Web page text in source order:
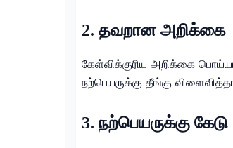
2. தவறான அறிக்கை
கேள்விக்குரிய அறிக்கை
நற்பெயருக்கு தீங்கு
3. நற்பெயருக்கு கேடு